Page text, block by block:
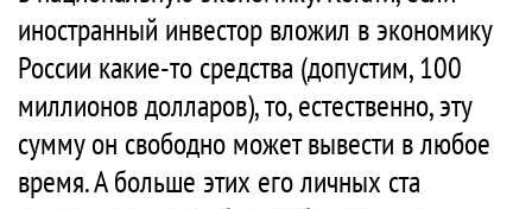
иностранный инвестор вложил в экономику
России какие-то средства (допустим, 100
миллионов долларов), то, естественно, эту
сумму он свободно может вывести в любое
время. А больше этих его личных ста